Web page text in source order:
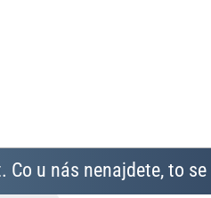
Co u nás nenajdete, to